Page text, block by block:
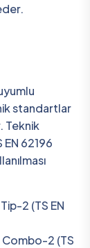
standartlar
Teknik
62196
2 (TS EN
Combo-2 (TS